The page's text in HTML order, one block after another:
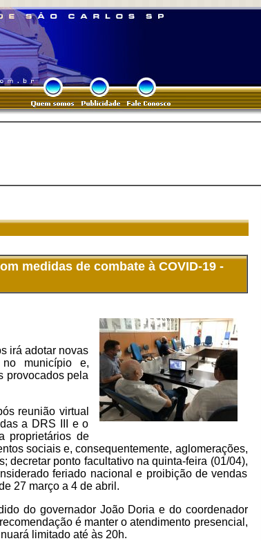
medidas de combate à COVID-19 -
irá adotar novas
município e,
provocados pela
reunião virtual
a DRS III e o
proprietários de
sociais e, consequentemente, aglomerações,
decretar ponto facultativo na quinta-feira (01/04),
feriado nacional e proibição de vendas
27 março a 4 de abril.
do governador João Doria e do coordenador
é manter o atendimento presencial,
limitado até às 20h.